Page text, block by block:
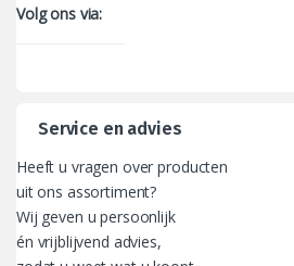
Volg ons via:
Service en advies
Heeft u vragen over producten
uit ons assortiment?
Wij geven u persoonlijk
én vrijblijvend advies,